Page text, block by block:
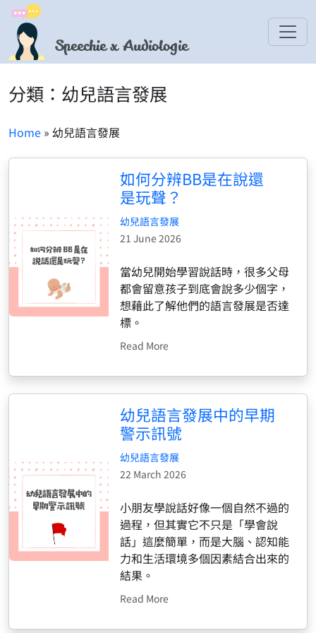
Speechie x Audiologie
分類：幼兒語言發展
Home » 幼兒語言發展
如何分辨BB是在說還
是玩聲？
幼兒語言發展
21 June 2026
當幼兒開始學習說話時，很多父母
都會留意孩子到底會說多少個字，
想藉此了解他們的語言發展是否達
標。
Read More
幼兒語言發展中的早期
警示訊號
幼兒語言發展
22 March 2026
小朋友學說話好像一個自然不過的
過程，但其實它不只是「學會說
話」這麼簡單，而是大腦、認知能
力和生活環境多個因素結合出來的
結果。
Read More